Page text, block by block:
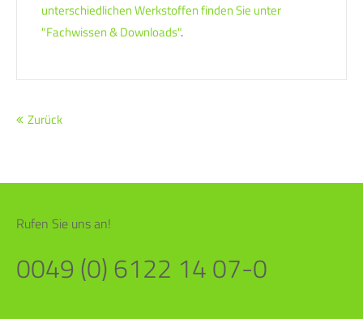
unterschiedlichen Werkstoffen finden Sie unter
"Fachwissen & Downloads".
Zurück
Rufen Sie uns an!
0049 (0) 6122 14 07-0